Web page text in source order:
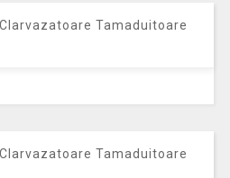
Tamaduitoare
Tamaduitoare